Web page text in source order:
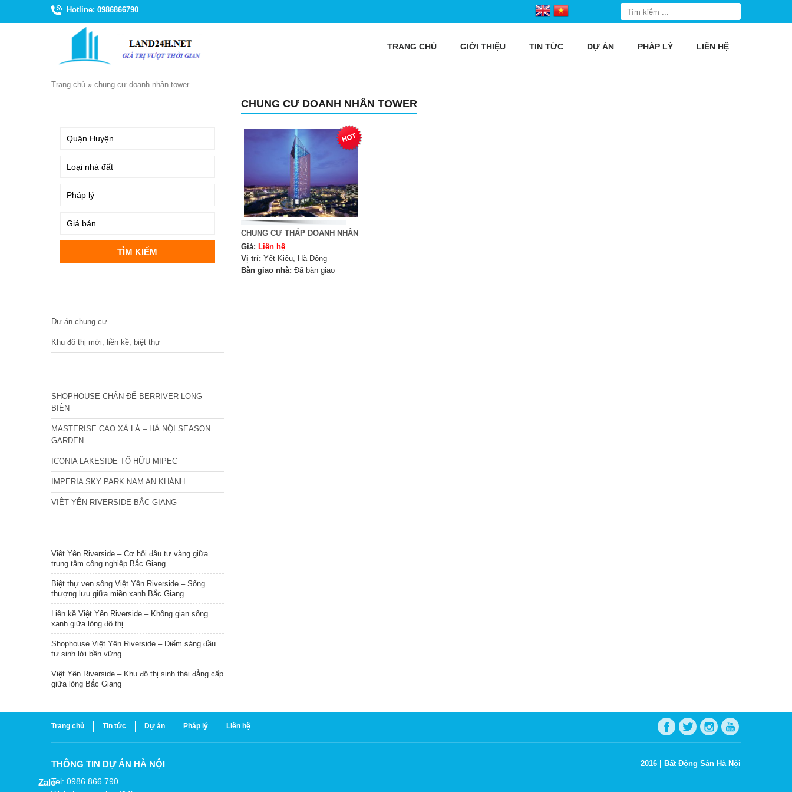
Hotline: 0986866790
TRANG CHỦ GIỚI THIỆU TIN TỨC DỰ ÁN PHÁP LÝ LIÊN HỆ
Trang chủ » chung cư doanh nhân tower
CHUNG CƯ DOANH NHÂN TOWER
CHUNG CƯ THÁP DOANH NHÂN
Giá: Liên hệ
Vị trí: Yết Kiêu, Hà Đông
Bàn giao nhà: Đã bàn giao
Dự án chung cư
Khu đô thị mới, liền kề, biệt thự
SHOPHOUSE CHÂN ĐẾ BERRIVER LONG
BIÊN
MASTERISE CAO XÀ LÁ – HÀ NỘI SEASON
GARDEN
ICONIA LAKESIDE TỐ HỮU MIPEC
IMPERIA SKY PARK NAM AN KHÁNH
VIỆT YÊN RIVERSIDE BẮC GIANG
Việt Yên Riverside – Cơ hội đầu tư vàng giữa
trung tâm công nghiệp Bắc Giang
Biệt thự ven sông Việt Yên Riverside – Sống
thượng lưu giữa miền xanh Bắc Giang
Liền kề Việt Yên Riverside – Không gian sống
xanh giữa lòng đô thị
Shophouse Việt Yên Riverside – Điểm sáng đầu
tư sinh lời bền vững
Việt Yên Riverside – Khu đô thị sinh thái đẳng cấp
giữa lòng Bắc Giang
Trang chủ Tin tức Dự án Pháp lý Liên hệ
THÔNG TIN DỰ ÁN HÀ NỘI
Tel: 0986 866 790
2016 | Bất Động Sản Hà Nội
Zalo